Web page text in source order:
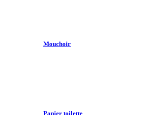
Mouchoir
Papier toilette